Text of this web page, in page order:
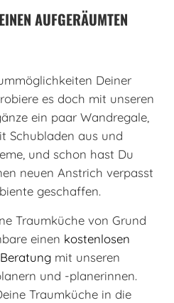
EINEN AUFGERÄUMTEN
Deiner
es doch mit unseren
ein paar Wandregale,
Schubladen aus und
und schon hast Du
neuen Anstrich verpasst
geschaffen.
Traumküche von Grund
einen kostenlosen
mit unseren
und -planerinnen.
Traumküche in die